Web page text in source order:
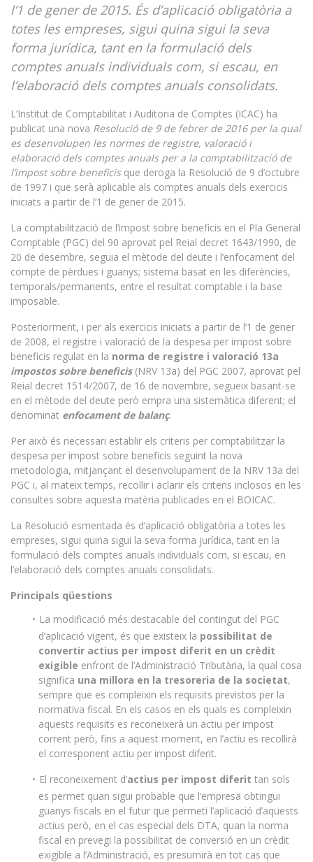
l’1 de gener de 2015. És d’aplicació obligatòria a
totes les empreses, sigui quina sigui la seva
forma jurídica, tant en la formulació dels
comptes anuals individuals com, si escau, en
l’elaboració dels comptes anuals consolidats.
L’Institut de Comptabilitat i Auditoria de Comptes (ICAC) ha
publicat una nova Resolució de 9 de febrer de 2016 per la qual
es desenvolupen les normes de registre, valoració i
elaboració dels comptes anuals per a la comptabilització de
l’impost sobre beneficisque deroga la Resolució de 9 d’octubre
de 1997 i que serà aplicable als comptes anuals dels exercicis
iniciats a partir de l’1 de gener de 2015.
La comptabilització de l’impost sobre beneficis en el Pla General
Comptable (PGC) del 90 aprovat pel Reial decret 1643/1990, de
20 de desembre, seguia el mètode del deute i l’enfocament del
compte de pèrdues i guanys; sistema basat en les diferències,
temporals/permanents, entre el resultat comptable i la base
imposable.
Posteriorment, i per als exercicis iniciats a partir de l’1 de gener
de 2008, el registre i valoració de la despesa per impost sobre
beneficis regulat en la norma de registre i valoració 13a
impostos sobre beneficis(NRV 13a) del PGC 2007, aprovat pel
Reial decret 1514/2007, de 16 de novembre, segueix basant-se
en el mètode del deute però empra una sistemàtica diferent; el
denominat enfocament de balanç.
Per això és necessari establir els criteris per comptabilitzar la
despesa per impost sobre beneficis seguint la nova
metodologia, mitjançant el desenvolupament de la NRV 13a del
PGC i, al mateix temps, recollir i aclarir els criteris inclosos en les
consultes sobre aquesta matèria publicades en el BOICAC.
La Resolució esmentada és d’aplicació obligatòria a totes les
empreses, sigui quina sigui la seva forma jurídica, tant en la
formulació dels comptes anuals individuals com, si escau, en
l’elaboració dels comptes anuals consolidats.
Principals qüestions
La modificació més destacable del contingut del PGC
d’aplicació vigent, és que existeix la possibilitat de
convertir actius per impost diferit en un crèdit
exigible enfront de l’Administració Tributària, la qual cosa
significa una millora en la tresoreria de la societat,
sempre que es compleixin els requisits previstos per la
normativa fiscal. En els casos en els quals es compleixin
aquests requisits es reconeixerà un actiu per impost
corrent però, fins a aquest moment, en l’actiu es recollirà
el corresponent actiu per impost diferit.
El reconeixement d’actius per impost diferit tan sols
es permet quan sigui probable que l’empresa obtingui
guanys fiscals en el futur que permeti l’aplicació d’aquests
actius però, en el cas especial dels DTA, quan la norma
fiscal en prevegi la possibilitat de conversió en un crèdit
exigible a l’Administració, es presumirà en tot cas que